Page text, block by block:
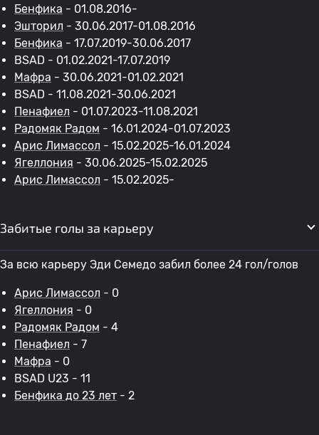
Бенфика - 01.08.2016-
Эшторил - 30.06.2017-01.08.2016
Бенфика - 17.07.2019-30.06.2017
BSAD - 01.02.2021-17.07.2019
Мафра - 30.06.2021-01.02.2021
BSAD - 11.08.2021-30.06.2021
Пенафиел - 01.07.2023-11.08.2021
Радомяк Радом - 16.01.2024-01.07.2023
Арис Лимассол - 15.02.2025-16.01.2024
Ягеллония - 30.06.2025-15.02.2025
Арис Лимассол - 15.02.2025-
Забитые голы за карьеру
За всю карьеру Эди Семедо забил более 24 гол/голов
Арис Лимассол - 0
Ягеллония - 0
Радомяк Радом - 4
Пенафиел - 7
Мафра - 0
BSAD U23 - 11
Бенфика до 23 лет - 2